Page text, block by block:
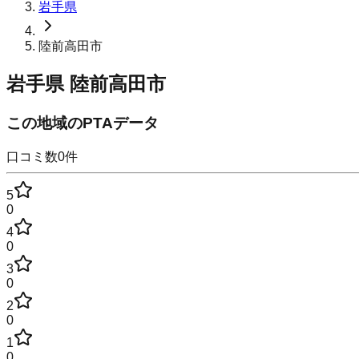
岩手県
陸前高田市
岩手県 陸前高田市
この地域のPTAデータ
口コミ数0件
5
0
4
0
3
0
2
0
1